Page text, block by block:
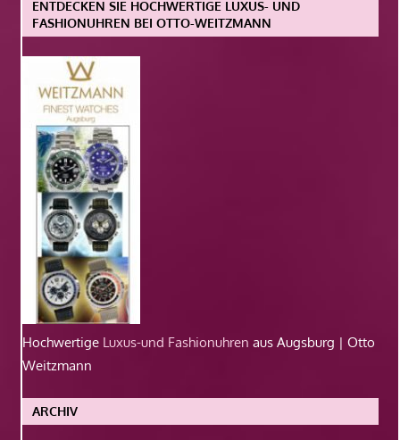
ENTDECKEN SIE HOCHWERTIGE LUXUS- UND
FASHIONUHREN BEI OTTO-WEITZMANN
Hochwertige Luxus-und Fashionuhren aus Augsburg | Otto
Weitzmann
ARCHIV